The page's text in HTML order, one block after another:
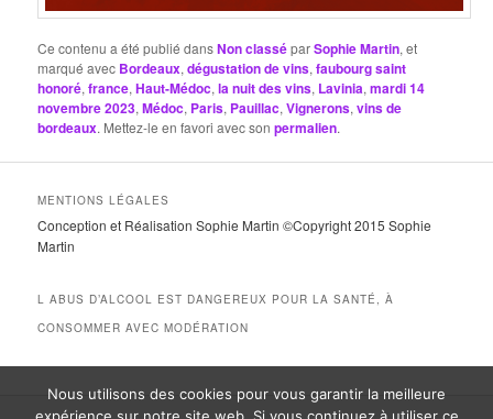
Ce contenu a été publié dansNon classéparSophie Martin, et
marqué avec Bordeaux,dégustation de vins,faubourg saint
honoré,france,Haut-Médoc,la nuit des vins, Lavinia,mardi 14
novembre 2023,Médoc, Paris, Pauillac,Vignerons,vins de
bordeaux. Mettez-le en favori avec sonpermalien.
MENTIONS LÉGALES
Conception et Réalisation Sophie Martin ©Copyright 2015 Sophie
Martin
L ABUS D’ALCOOL EST DANGEREUX POUR LA SANTÉ, À
CONSOMMER AVEC MODÉRATION
Nous utilisons des cookies pour vous garantir la meilleure